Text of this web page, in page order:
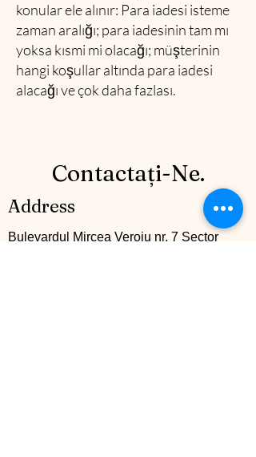
konular ele alınır: Para iadesi isteme
zaman aralığı; para iadesinin tam mı
yoksa kısmi mi olacağı; müşterinin
hangi koşullar altında para iadesi
alacağı ve çok daha fazlası.
Contactați-Ne.
Address
Bulevardul Mircea Veroiu nr. 7 Sector